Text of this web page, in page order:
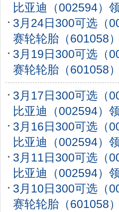
比亚迪（002594）
3月24日300可选（
赛轮轮胎（601058
3月19日300可选（
赛轮轮胎（601058
3月17日300可选（
比亚迪（002594）
3月16日300可选（
比亚迪（002594）
3月11日300可选（
比亚迪（002594）
3月10日300可选（
赛轮轮胎（601058